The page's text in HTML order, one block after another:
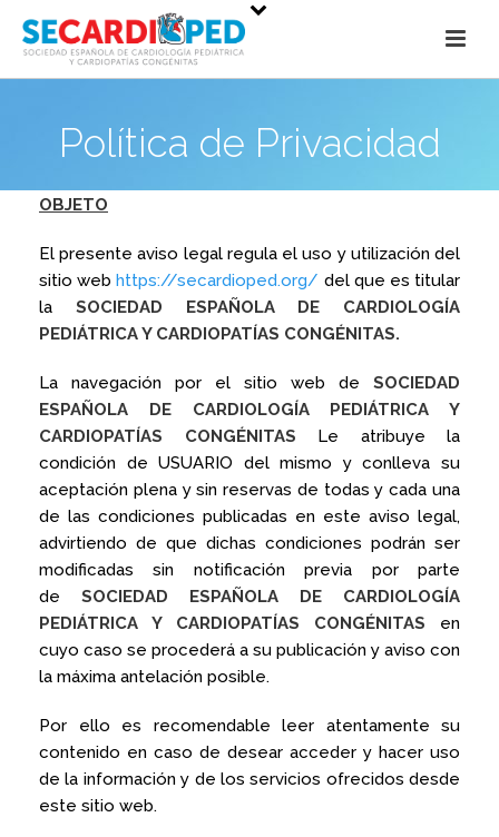
Política de Privacidad
OBJETO
El presente aviso legal regula el uso y utilización del
sitio webhttps://secardioped.org/ del que es titular
la SOCIEDAD ESPAÑOLA DE CARDIOLOGÍA
PEDIÁTRICA Y CARDIOPATÍAS CONGÉNITAS.
La navegación por el sitio web de SOCIEDAD
ESPAÑOLA DE CARDIOLOGÍA PEDIÁTRICA Y
CARDIOPATÍAS CONGÉNITAS Le atribuye la
condición de USUARIO del mismo y conlleva su
aceptación plena y sin reservas de todas y cada una
de las condiciones publicadas en este aviso legal,
advirtiendo de que dichas condiciones podrán ser
modificadas sin notificación previa por parte
de SOCIEDAD ESPAÑOLA DE CARDIOLOGÍA
PEDIÁTRICA Y CARDIOPATÍAS CONGÉNITAS en
cuyo caso se procederá a su publicación y aviso con
la máxima antelación posible.
Por ello es recomendable leer atentamente su
contenido en caso de desear acceder y hacer uso
de la información y de los servicios ofrecidos desde
este sitio web.